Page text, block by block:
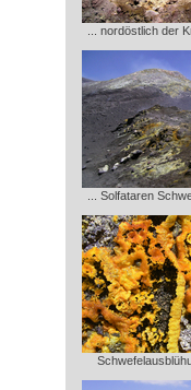
... nordöstlich der
... Solfataren